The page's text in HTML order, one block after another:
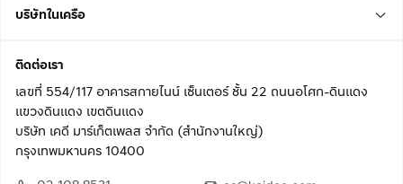
บริษัทในเครือ
ติดต่อเรา
เลขที่ 554/117 อาคารสกายไนน์ เซ็นเตอร์ ชั้น 22 ถนนอโศก-ดินแดง
แขวงดินแดง เขตดินแดง
บริษัท เคดี มาร์เก็ตเพลส จำกัด (สำนักงานใหญ่)
กรุงเทพมหานคร 10400